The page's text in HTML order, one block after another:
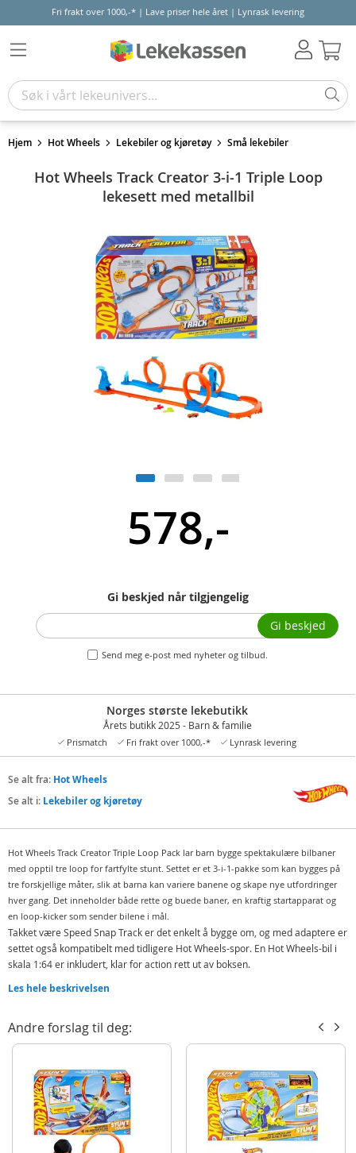
Fri frakt over 1000,-* | Lave priser hele året | Lynrask levering
Hjem Hot Wheels Lekebiler og kjøretøy Små lekebiler
Hot Wheels Track Creator 3-i-1 Triple Loop
lekesett med metallbil
578,-
Gi beskjed når tilgjengelig
Send meg e-post med nyheter og tilbud.
Gi beskjed
Norges største lekebutikk
Årets butikk 2025 - Barn & familie
Prismatch Fri frakt over 1000,-* Lynrask levering
Se alt fra: Hot Wheels
Se alt i: Lekebiler og kjøretøy
Hot Wheels Track Creator Triple Loop Pack lar barn bygge spektakulære bilbaner
med opptil tre loop for fartfylte stunt. Settet er et 3-i-1-pakke som kan bygges på
tre forskjellige måter, slik at barna kan variere banene og skape nye utfordringer
hver gang. Det inneholder både rette og buede baner, en kraftig startapparat og
en loop-kicker som sender bilene i mål.
Takket være Speed Snap Track er det enkelt å bygge om, og med adaptere er
settet også kompatibelt med tidligere Hot Wheels-spor. En Hot Wheels-bil i
skala 1:64 er inkludert, klar for action rett ut av boksen.
Inneholder:
Hot Wheels metallbil
Mål: 25 x 44 x 12 cm (HxBxD)
Alder: fra 4 år
Produktdetaljer
Modell
Les hele beskrivelsen
Andre forslag til deg: